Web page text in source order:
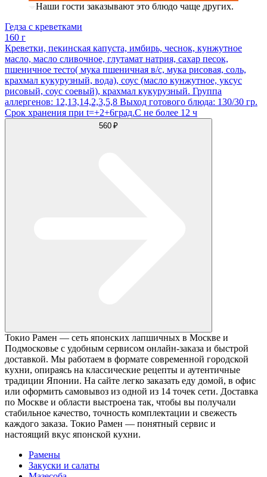
Наши гости заказывают это блюдо чаще других.
Гедза с креветками
160 г
Креветки, пекинская капуста, имбирь, чеснок, кунжутное
масло, масло сливочное, глутамат натрия, сахар песок,
пшеничное тесто( мука пшеничная в/с, мука рисовая, соль,
крахмал кукурузный, вода), соус (масло кунжутное, уксус
рисовый, соус соевый), крахмал кукурузный. Группа
аллергенов: 12,13,14,2,3,5,8 Выход готового блюда: 130/30 гр.
Срок хранения при t=+2+6град.С не более 12 ч
560 ₽
Токио Рамен — сеть японских лапшичных в Москве и
Подмосковье с удобным сервисом онлайн-заказа и быстрой
доставкой. Мы работаем в формате современной городской
кухни, опираясь на классические рецепты и аутентичные
традиции Японии. На сайте легко заказать еду домой, в офис
или оформить самовывоз из одной из 14 точек сети. Доставка
по Москве и области выстроена так, чтобы вы получали
стабильное качество, точность комплектации и свежесть
каждого заказа. Токио Рамен — понятный сервис и
настоящий вкус японской кухни.
Рамены
Закуски и салаты